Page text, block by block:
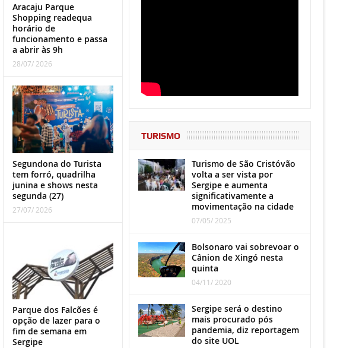
Aracaju Parque
Shopping readequa
horário de
funcionamento e passa
a abrir às 9h
28/07/ 2026
Segundona do Turista
tem forró, quadrilha
junina e shows nesta
segunda (27)
27/07/ 2026
Parque dos Falcões é
opção de lazer para o
fim de semana em
Sergipe
TURISMO
Turismo de São Cristóvão
volta a ser vista por
Sergipe e aumenta
significativamente a
movimentação na cidade
07/05/ 2025
Bolsonaro vai sobrevoar o
Cânion de Xingó nesta
quinta
04/11/ 2020
Sergipe será o destino
mais procurado pós
pandemia, diz reportagem
do site UOL